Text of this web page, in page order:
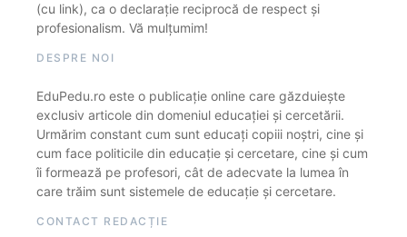
(cu link), ca o declarație reciprocă de respect și
profesionalism. Vă mulțumim!
DESPRE NOI
EduPedu.ro este o publicație online care găzduiește
exclusiv articole din domeniul educației și cercetării.
Urmărim constant cum sunt educați copiii noștri, cine și
cum face politicile din educație și cercetare, cine și cum
îi formează pe profesori, cât de adecvate la lumea în
care trăim sunt sistemele de educație și cercetare.
CONTACT REDACȚIE